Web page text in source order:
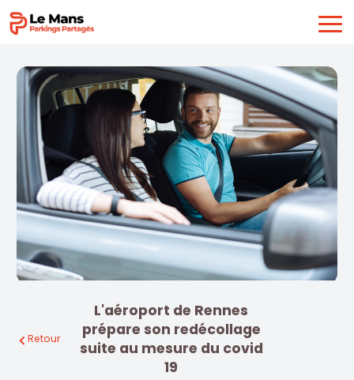
Retour
L'aéroport de Rennes
prépare son redécollage
suite au mesure du covid
19